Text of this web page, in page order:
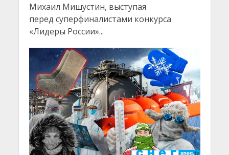
Михаил Мишустин, выступая
перед суперфиналистами конкурса
«Лидеры России»...